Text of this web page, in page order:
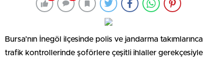
Bursa’nın İnegöl ilçesinde polis ve jandarma takımlarınca
trafik kontrollerinde şoförlere çeşitli ihlaller gerekçesiyle